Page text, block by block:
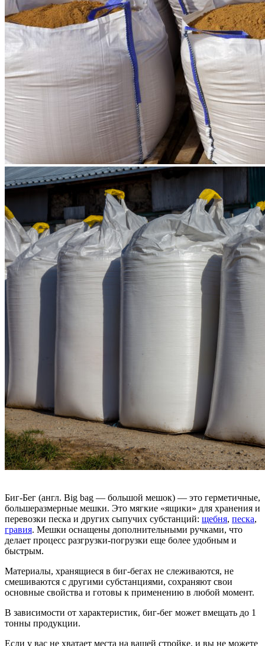
Биг-Бег (англ. Big bag — большой мешок) — это герметичные,
большеразмерные мешки. Это мягкие «ящики» для хранения и
перевозки песка и других сыпучих субстанций: щебня, песка,
гравия. Мешки оснащены дополнительными ручками, что
делает процесс разгрузки-погрузки еще более удобным и
быстрым.
Материалы, хранящиеся в биг-бегах не слеживаются, не
смешиваются с другими субстанциями, сохраняют свои
основные свойства и готовы к применению в любой момент.
В зависимости от характеристик, биг-бег может вмещать до 1
тонны продукции.
Если у вас не хватает места на вашей стройке, и вы не можете